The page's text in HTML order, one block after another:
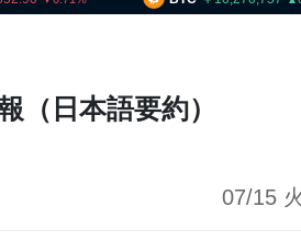
（日本語要約）
07/15